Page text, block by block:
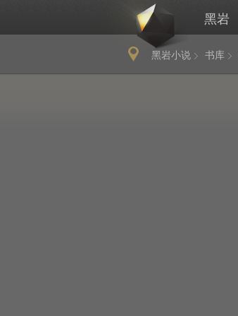
黑岩
黑岩小说 书库